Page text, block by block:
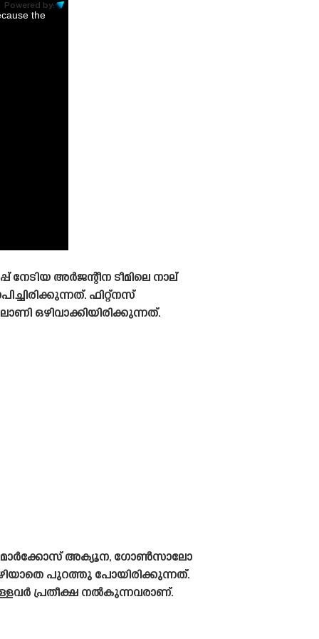
Powered by:
the
അർജന്റീന ടീമിലെ നാല്
ഫിറ്റ്നസ്
ഒഴിവാക്കിയിരിക്കുന്നത്.
മാർക്കോസ് അക്യൂന, ഗോൺസാലോ
പുറത്തു പോയിരിക്കുന്നത്.
പ്രതീക്ഷ നൽകുന്നവരാണ്.